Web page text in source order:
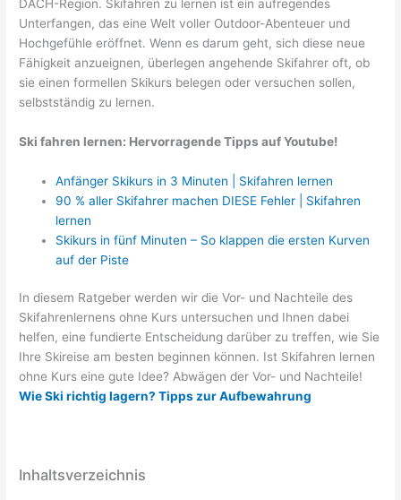
DACH-Region. Skifahren zu lernen ist ein aufregendes
Unterfangen, das eine Welt voller Outdoor-Abenteuer und
Hochgefühle eröffnet. Wenn es darum geht, sich diese neue
Fähigkeit anzueignen, überlegen angehende Skifahrer oft, ob
sie einen formellen Skikurs belegen oder versuchen sollen,
selbstständig zu lernen.
Ski fahren lernen: Hervorragende Tipps auf Youtube!
Anfänger Skikurs in 3 Minuten | Skifahren lernen
90 % aller Skifahrer machen DIESE Fehler | Skifahren
lernen
Skikurs in fünf Minuten – So klappen die ersten Kurven
auf der Piste
In diesem Ratgeber werden wir die Vor- und Nachteile des
Skifahrenlernens ohne Kurs untersuchen und Ihnen dabei
helfen, eine fundierte Entscheidung darüber zu treffen, wie Sie
Ihre Skireise am besten beginnen können. Ist Skifahren lernen
ohne Kurs eine gute Idee? Abwägen der Vor- und Nachteile!
Wie Ski richtig lagern? Tipps zur Aufbewahrung
Inhaltsverzeichnis